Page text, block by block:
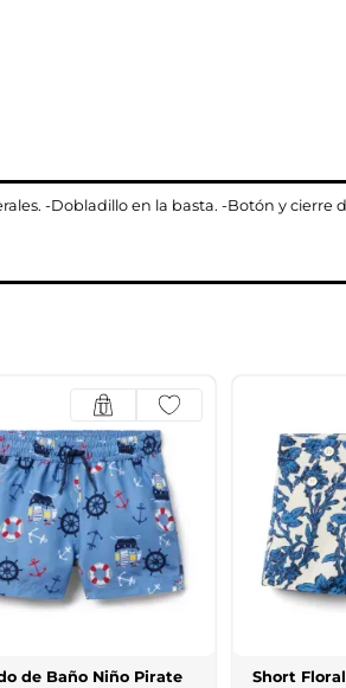
-Dobladillo en la basta. -Botón y cierre
de Baño Niño Pirate
Short